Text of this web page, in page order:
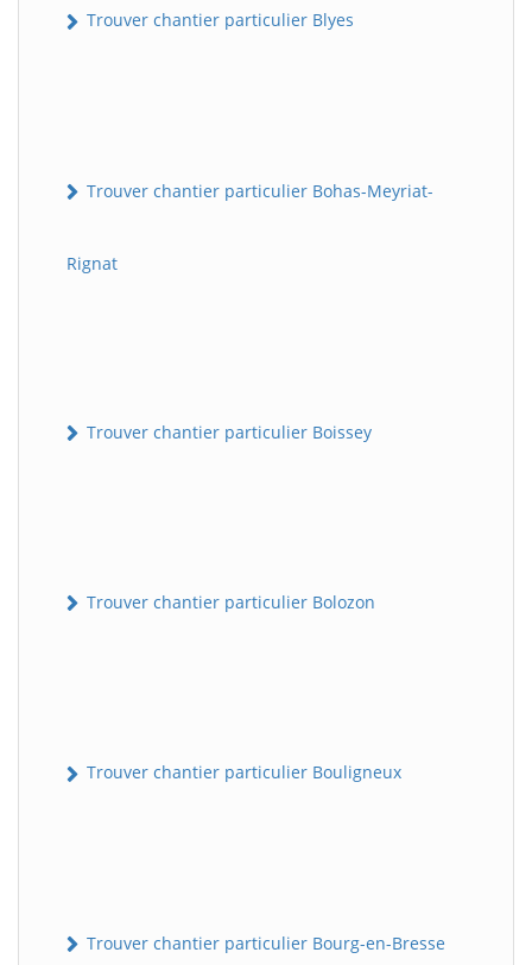
Trouver chantier particulier Blyes
Trouver chantier particulier Bohas-Meyriat-
Rignat
Trouver chantier particulier Boissey
Trouver chantier particulier Bolozon
Trouver chantier particulier Bouligneux
Trouver chantier particulier Bourg-en-Bresse